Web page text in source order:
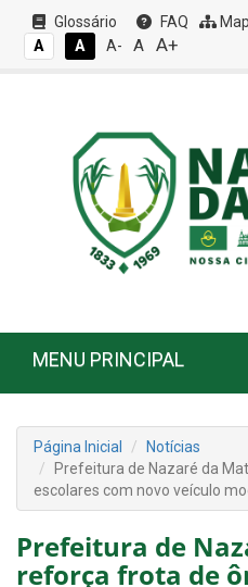
Glossário FAQ
A
A A- A A+
MENU PRINCIPAL
Página Inicial
Notícias
Prefeitura de Nazaré da
escolares com novo veículo
Prefeitura de
reforça frota de